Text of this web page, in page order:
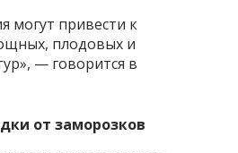
могут привести к
плодовых и
— говорится в
от заморозков